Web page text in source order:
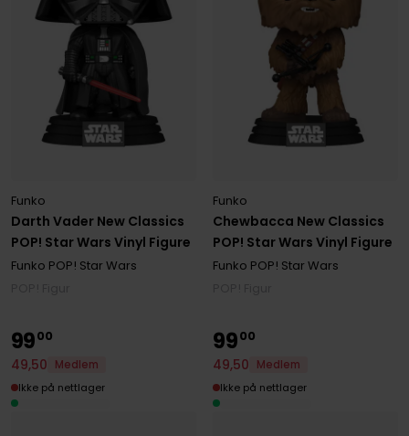
Darth Vader New Classics
POP! Star Wars Vinyl Figure
Funko
Funko POP! Star Wars
Chewbacca New Classics
POP! Star Wars Vinyl Figure
Funko
Funko POP! Star Wars
9900
49,50
Medlem
Ikke på nettlager
9900
49,50
Medlem
Ikke på nettlager